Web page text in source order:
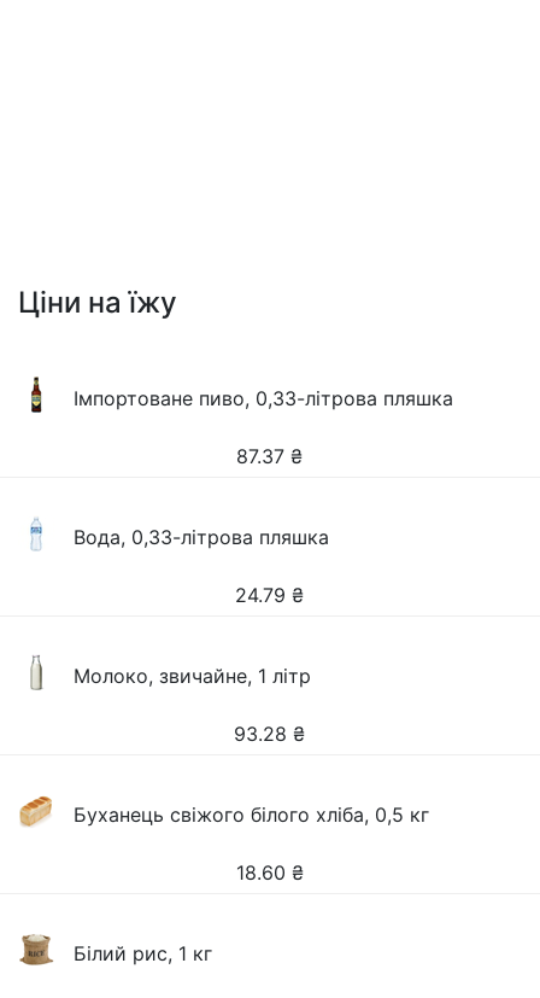
Ціни на їжу
Імпортоване пиво, 0,33-літрова пляшка
87.37 ₴
Вода, 0,33-літрова пляшка
24.79 ₴
Молоко, звичайне, 1 літр
93.28 ₴
Буханець свіжого білого хліба, 0,5 кг
18.60 ₴
Білий рис, 1 кг